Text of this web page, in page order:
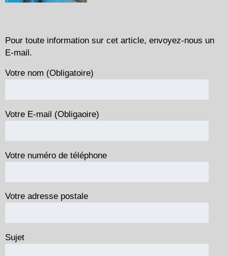
Pour toute information sur cet article, envoyez-nous un
E-mail.
Votre nom (Obligatoire)
Votre E-mail (Obligaoire)
Votre numéro de téléphone
Votre adresse postale
Sujet